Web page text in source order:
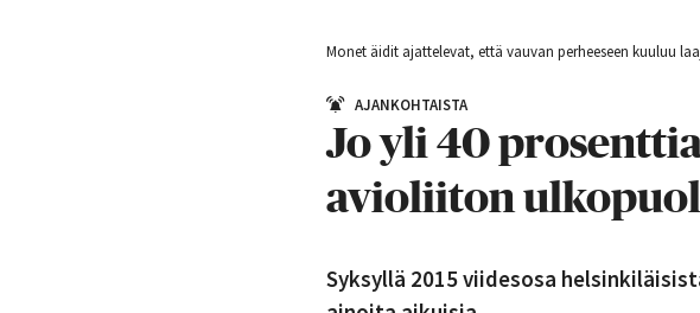
Monet äidit ajattelevat, että vauvan perheeseen kuuluu
AJANKOHTAISTA
Jo yli 40
avioliiton
Syksyllä 2015 viidesosa